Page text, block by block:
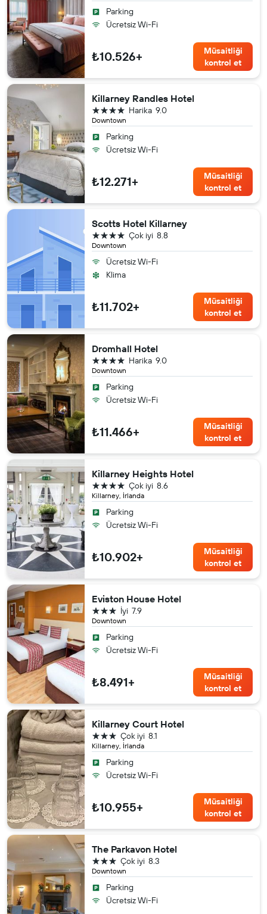
Parking
Ücretsiz Wi-Fi
₺10.526+
Müsaitliği
kontrol et
Killarney Randles Hotel
Downtown
9.0
Harika
4 yıldız
Parking
Ücretsiz Wi-Fi
₺12.271+
Müsaitliği
kontrol et
Scotts Hotel Killarney
Downtown
8.8
Çok iyi
4 yıldız
Ücretsiz Wi-Fi
Klima
₺11.702+
Müsaitliği
kontrol et
Dromhall Hotel
Downtown
9.0
Harika
4 yıldız
Parking
Ücretsiz Wi-Fi
₺11.466+
Müsaitliği
kontrol et
Killarney Heights Hotel
Killarney, İrlanda
8.6
Çok iyi
4 yıldız
Parking
Ücretsiz Wi-Fi
₺10.902+
Müsaitliği
kontrol et
Eviston House Hotel
Downtown
7.9
İyi
3 yıldız
Parking
Ücretsiz Wi-Fi
₺8.491+
Müsaitliği
kontrol et
Killarney Court Hotel
Killarney, İrlanda
8.1
Çok iyi
3 yıldız
Parking
Ücretsiz Wi-Fi
₺10.955+
Müsaitliği
kontrol et
The Parkavon Hotel
Downtown
8.3
Çok iyi
3 yıldız
Parking
Ücretsiz Wi-Fi